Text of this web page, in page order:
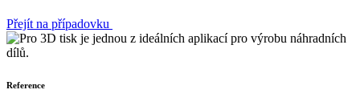
Přejít na případovku
Reference